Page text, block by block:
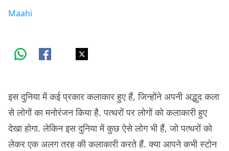
Maahi
इस दुनिया में कई प्रकार कलाकार हुए हैं, जिन्होंने अपनी अद्भुद कला
से लोगों का मनोरंजन किया है. पत्थरों पर लोगों को कलाकारी हुए
देखा होगा. लेकिन इस दुनिया में कुछ ऐसे लोग भी हैं, जो पत्थरों को
लेकर एक अलग तरह की कलाकारी करते हैं. क्या आपने कभी स्टोन